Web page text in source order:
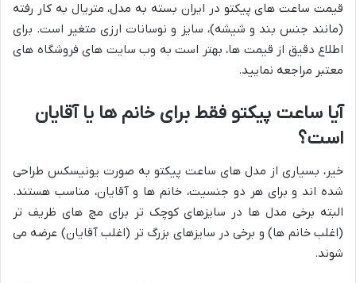
قیمت ساعت های پیکتو در ایران بسته به مدل، متریال به کار رفته
(مانند جنس بند و شیشه)، سایز و نوسانات ارزی متغیر است. برای
اطلاع دقیق از قیمت ها، بهتر است به وب سایت های فروشگاه های
معتبر مراجعه نمایید.
آیا ساعت پیکتو فقط برای خانم ها یا آقایان
است؟
خیر، بسیاری از مدل های ساعت پیکتو به صورت یونیسکس طراحی
شده اند و برای هر دو جنسیت، خانم ها و آقایان، مناسب هستند.
البته برخی مدل ها در سایزهای کوچک تر برای مچ های ظریف تر
(اغلب خانم ها) و برخی در سایزهای بزرگ تر (اغلب آقایان) عرضه می
شوند.